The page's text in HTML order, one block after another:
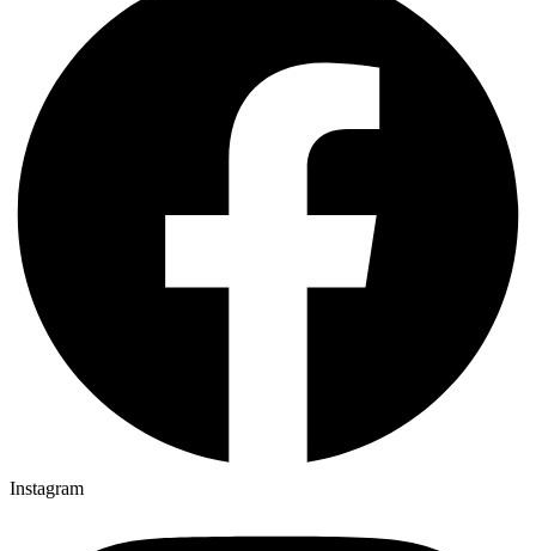
Instagram